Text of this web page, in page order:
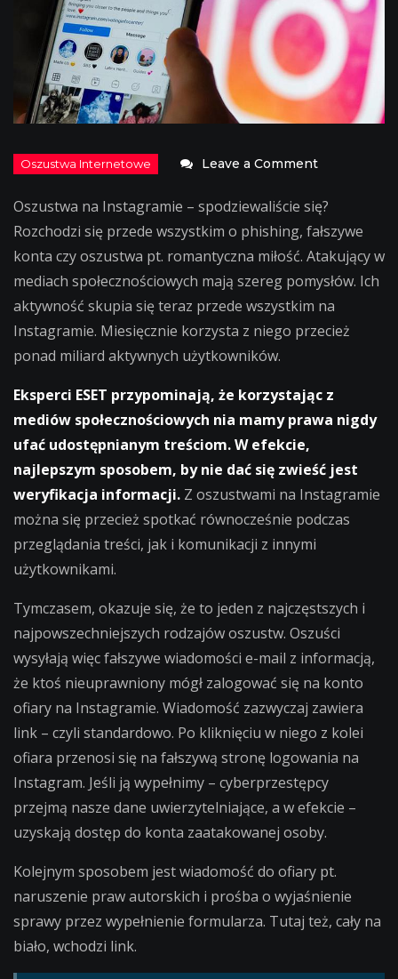
Leave a Commenton
oszustwa
na
Instagramie!
Oszustwa na Instagramie – spodziewaliście się?
Rozchodzi się przede wszystkim o phishing, fałszywe
konta czy oszustwa pt. romantyczna miłość. Atakujący w
mediach społecznościowych mają szereg pomysłów. Ich
aktywność skupia się teraz przede wszystkim na
Instagramie. Miesięcznie korzysta z niego przecież
ponad miliard aktywnych użytkowników.
Eksperci ESET przypominają, że korzystając z
mediów społecznościowych nia mamy prawa nigdy
ufać udostępnianym treściom. W efekcie,
najlepszym sposobem, by nie dać się zwieść jest
weryfikacja informacji. Z oszustwami na Instagramie
można się przecież spotkać równocześnie podczas
przeglądania treści, jak i komunikacji z innymi
użytkownikami.
Tymczasem, okazuje się, że to jeden z najczęstszych i
najpowszechniejszych rodzajów oszustw. Oszuści
wysyłają więc fałszywe wiadomości e-mail z informacją,
że ktoś nieuprawniony mógł zalogować się na konto
ofiary na Instagramie. Wiadomość zazwyczaj zawiera
link – czyli standardowo. Po kliknięciu w niego z kolei
ofiara przenosi się na fałszywą stronę logowania na
Instagram. Jeśli ją wypełnimy – cyberprzestępcy
przejmą nasze dane uwierzytelniające, a w efekcie –
uzyskają dostęp do konta zaatakowanej osoby.
Kolejnym sposobem jest wiadomość do ofiary pt.
naruszenie praw autorskich i prośba o wyjaśnienie
sprawy przez wypełnienie formularza. Tutaj też, cały na
biało, wchodzi link.